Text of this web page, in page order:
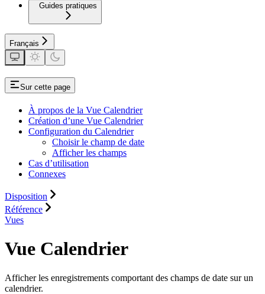
Guides pratiques
Français
Sur cette page
À propos de la Vue Calendrier
Création d’une Vue Calendrier
Configuration du Calendrier
Choisir le champ de date
Afficher les champs
Cas d’utilisation
Connexes
Disposition
Référence
Vues
Vue Calendrier
Afficher les enregistrements comportant des champs de date sur un
calendrier.